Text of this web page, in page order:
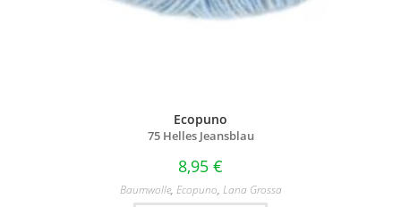
Ecopuno
75 Helles Jeansblau
8,95 €
Baumwolle, Ecopuno, Lana Grossa